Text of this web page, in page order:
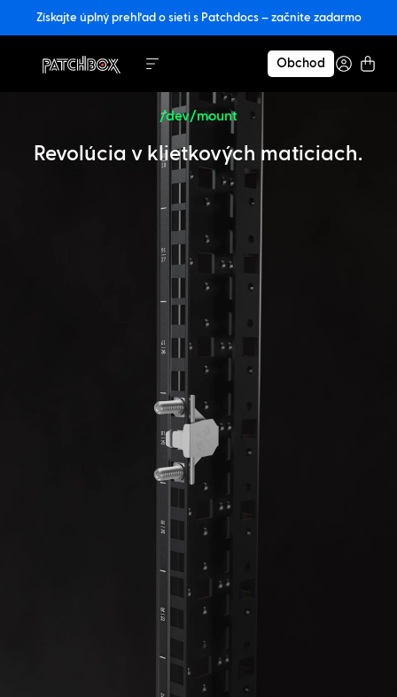
Získajte úplný prehľad o sieti s Patchdocs – začnite zadarmo
Obchod
/dev/mount
Revolúcia v klietkových maticiach.